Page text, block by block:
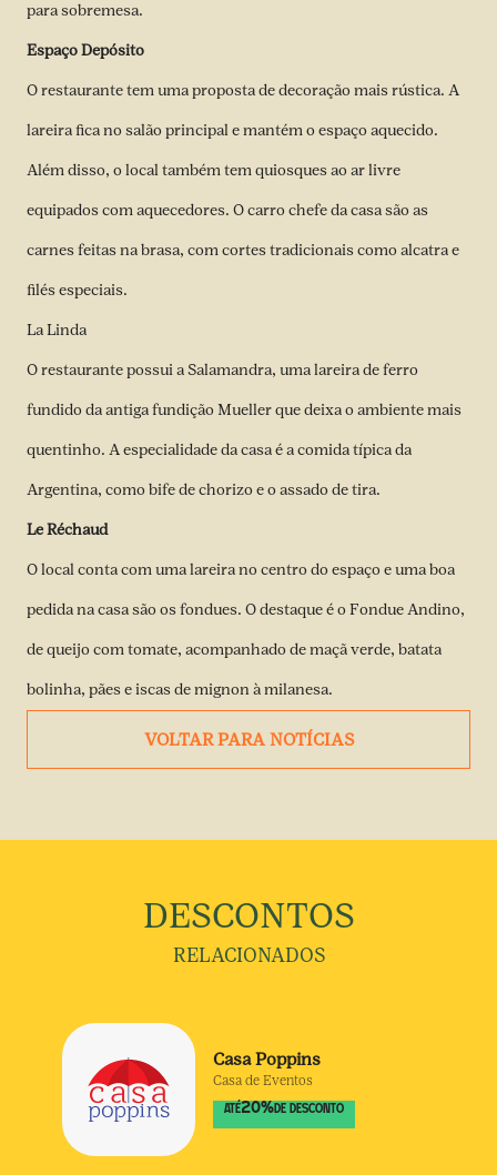
para sobremesa.
Espaço Depósito
O restaurante tem uma proposta de decoração mais rústica. A
lareira fica no salão principal e mantém o espaço aquecido.
Além disso, o local também tem quiosques ao ar livre
equipados com aquecedores. O carro chefe da casa são as
carnes feitas na brasa, com cortes tradicionais como alcatra e
filés especiais.
La Linda
O restaurante possui a Salamandra, uma lareira de ferro
fundido da antiga fundição Mueller que deixa o ambiente mais
quentinho. A especialidade da casa é a comida típica da
Argentina, como bife de chorizo e o assado de tira.
Le Réchaud
O local conta com uma lareira no centro do espaço e uma boa
pedida na casa são os fondues. O destaque é o Fondue Andino,
de queijo com tomate, acompanhado de maçã verde, batata
bolinha, pães e iscas de mignon à milanesa.
VOLTAR PARA NOTÍCIAS
DESCONTOS
RELACIONADOS
Casa Poppins
Casa de Eventos
ATÉ20% DE DESCONTO